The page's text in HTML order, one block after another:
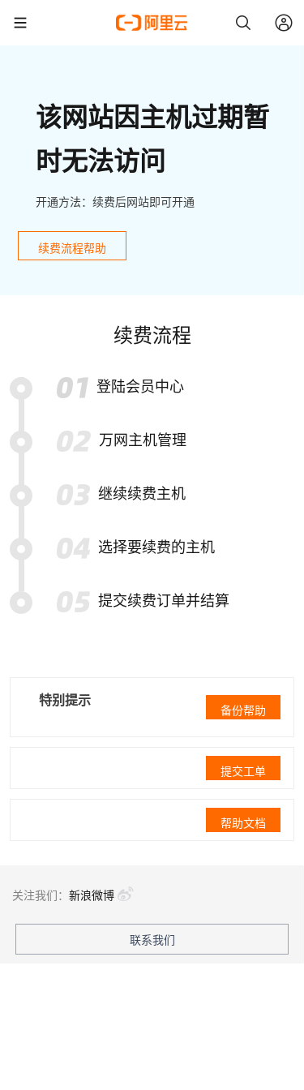
该网站因主机过期暂
时无法访问
开通方法：续费后网站即可开通
续费流程帮助
续费流程
登陆会员中心
万网主机管理
继续续费主机
选择要续费的主机
提交续费订单并结算
特别提示
备份帮助
提交工单
帮助文档